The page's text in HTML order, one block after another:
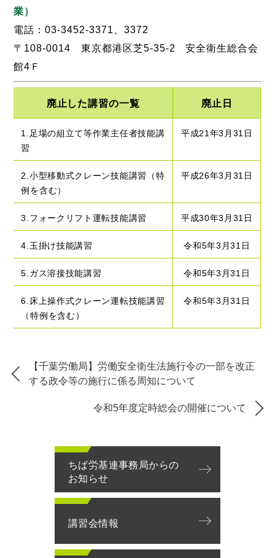
業）
電話：03-3452-3371、3372
〒108-0014 東京都港区芝5-35-2 安全衛生総合会
館4Ｆ
廃止した講習の一覧 廃止日
1.足場の組立て等作業主任者技能講
習
平成21年3月31日
2.小型移動式クレーン技能講習（特
例を含む）
平成26年3月31日
3.フォークリフト運転技能講習 平成30年3月31日
4.玉掛け技能講習 令和5年3月31日
5.ガス溶接技能講習 令和5年3月31日
6.床上操作式クレーン運転技能講習
（特例を含む）
令和5年3月31日
【千葉労働局】労働安全衛生法施行令の一部を改正
する政令等の施行に係る周知について
令和5年度定時総会の開催について
ちば労基連事務局からの
お知らせ
講習会情報